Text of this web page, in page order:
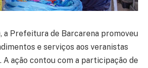
a Prefeitura de Barcarena promoveu
e serviços aos veranistas
A ação contou com a participação de